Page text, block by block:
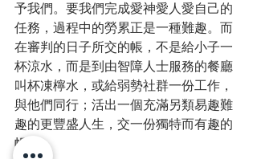
予我們。要我們完成愛神愛人愛自己的
任務，過程中的勞累正是一種難趣。而
在審判的日子所交的帳，不是給小子一
杯涼水，而是到由智障人士服務的餐廳
叫杯凍檸水，或給弱勢社群一份工作，
與他們同行；活出一個充滿另類易趣難
趣的更豐盛人生，交一份獨特而有趣的
帳。